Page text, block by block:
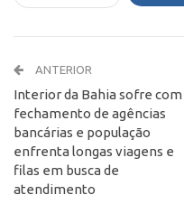
ANTERIOR
Interior da Bahia sofre com
fechamento de agências
bancárias e população
enfrenta longas viagens e
filas em busca de
atendimento